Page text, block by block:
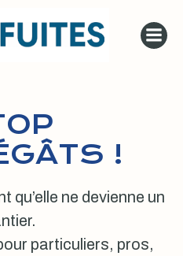
au
contenu
!
qu’elle ne devienne un
particuliers, pros,